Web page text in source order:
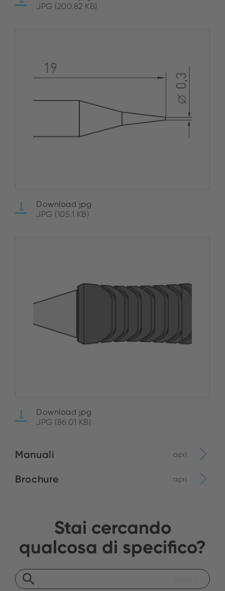
JPG (200.82 KB)
Download jpg
JPG (105.1 KB)
Download jpg
JPG (86.01 KB)
Manuali apri
Brochure apri
Stai cercando
qualcosa di specifico?